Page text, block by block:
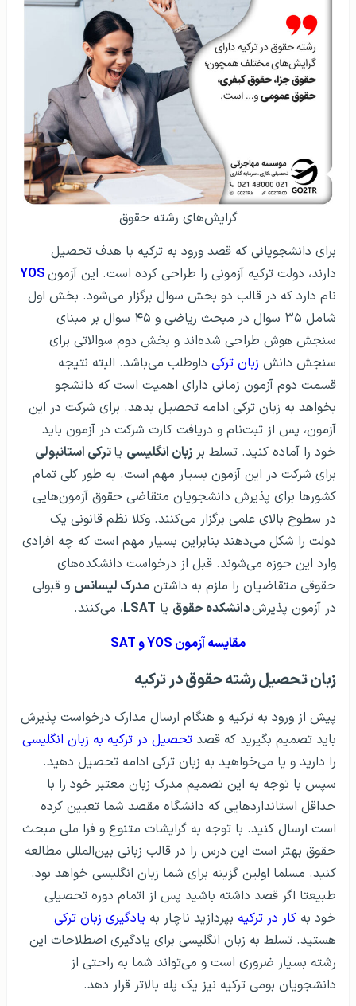
گرایش‌های رشته حقوق
برای دانشجویانی که قصد ورود به ترکیه با هدف تحصیل
دارند، دولت ترکیه آزمونی را طراحی کرده است. این آزمونYOS
نام دارد که در قالب دو بخش سوال برگزار می‌شود. بخش اول
شامل ۳۵ سوال در مبحث ریاضی و ۴۵ سوال بر مبنای
سنجش هوش طراحی شده‌اند و بخش دوم سوالاتی برای
سنجش دانش زبان ترکی داوطلب می‌باشد. البته نتیجه
قسمت دوم آزمون زمانی دارای اهمیت است که دانشجو
بخواهد به زبان ترکی ادامه تحصیل بدهد. برای شرکت در این
آزمون، پس از ثبت‌نام و دریافت کارت شرکت در آزمون باید
خود را آماده کنید. تسلط بر زبان انگلیسی یاترکی استانبولی
برای شرکت در این آزمون بسیار مهم است. به طور کلی تمام
کشور‌ها برای پذیرش دانشجویان متقاضی حقوق آزمون‌هایی
در سطوح بالای علمی برگزار می‌کنند. وکلا نظم قانونی یک
دولت را شکل می‌دهند بنابراین بسیار مهم است که چه افرادی
وارد این حوزه می‌شوند. قبل از درخواست دانشکده‌های
حقوقی متقاضیان را ملزم به داشتن مدرک لیسانس و قبولی
در آزمون پذیرشدانشکده حقوق یا LSAT‌، می‌کنند.
مقایسه آزمون YOS و SAT
زبان تحصیل رشته حقوق در ترکیه
پیش از ورود به ترکیه و هنگام ارسال مدارک درخواست پذیرش
باید تصمیم بگیرید که قصد تحصیل در ترکیه به زبان انگلیسی
را دارید و یا می‌خواهید به زبان ترکی ادامه تحصیل دهید.
سپس با توجه به این تصمیم مدرک زبان معتبر خود را با
حداقل استاندارد‌هایی که دانشگاه مقصد شما تعیین کرده
است ارسال کنید. با توجه به گرایشات متنوع و فرا ملی مبحث
حقوق بهتر است این درس را در قالب زبانی بین‌المللی ‌مطالعه
کنید. مسلما اولین گزینه برای شما زبان انگلیسی خواهد بود.
طبیعتا اگر قصد داشته باشید پس از اتمام دوره‌ تحصیلی
خود به کار در ترکیه بپردازید ناچار به یادگیری زبان ترکی
هستید. تسلط به زبان انگلیسی برای یادگیری اصطلاحات این
رشته بسیار ضروری است و می‌تواند شما به راحتی از
دانشجویان بومی ترکیه نیز یک پله بالاتر قرار دهد.